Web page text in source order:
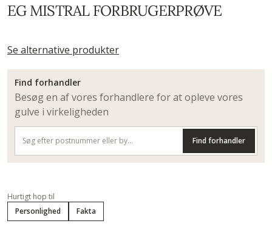
EG MISTRAL FORBRUGERPRØVE
Se alternative produkter
Find forhandler
Besøg en af vores forhandlere for at opleve vores
gulve i virkeligheden
Find forhandler
Hurtigt hop til
Personlighed
Fakta